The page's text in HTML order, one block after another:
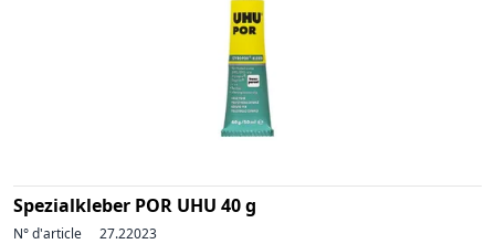
Spezialkleber POR UHU 40 g
N° d'article 27.22023